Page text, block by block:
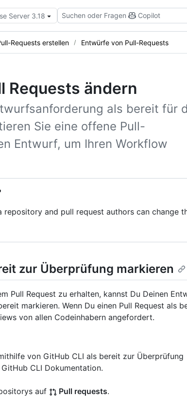
Server 3.18 Suchen oder Fragen Copilot
Requests erstellen Entwürfe von Pull-Requests
Requests ändern
als bereit für
Sie eine offene Pull-
Entwurf, um Ihren Workflow
and pull request authors can change
zur Überprüfung markieren
Pull Request zu erhalten, kannst Du Deinen
markieren. Wenn Du einen Pull Request als
von allen Codeinhabern angefordert.
von GitHub CLI als bereit zur Überprüfung
CLI Dokumentation.
auf Pull requests.